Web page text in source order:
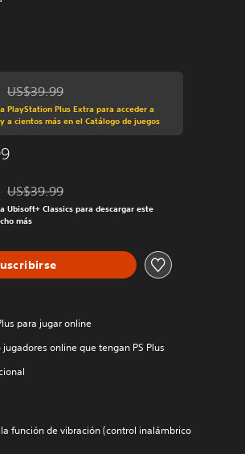
Rebajado del precio original de US$39.99
US$39.99
PlayStation Plus Extra para acceder a
a cientos más en el Catálogo de juegos
Rebajado del precio original de US$39.99
US$39.99
Ubisoft+ Classics para descargar este
más
para jugar online
online que tengan PS Plus
función de vibración (control inalámbrico